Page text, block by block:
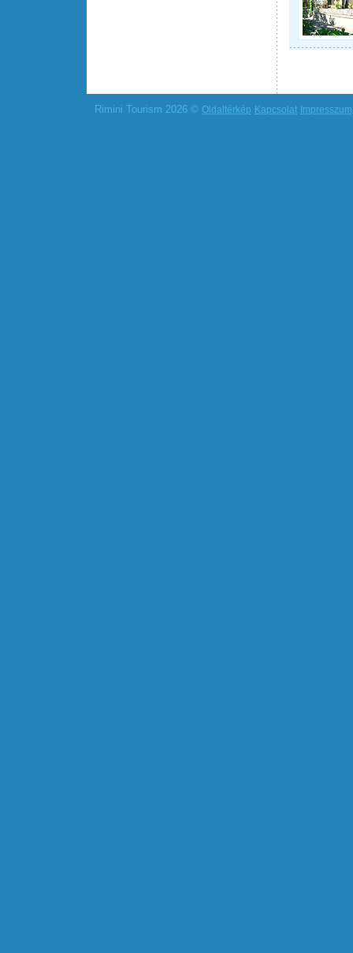
Rimini Tourism 2026 © Oldaltérkép Kapcsolat Impresszum